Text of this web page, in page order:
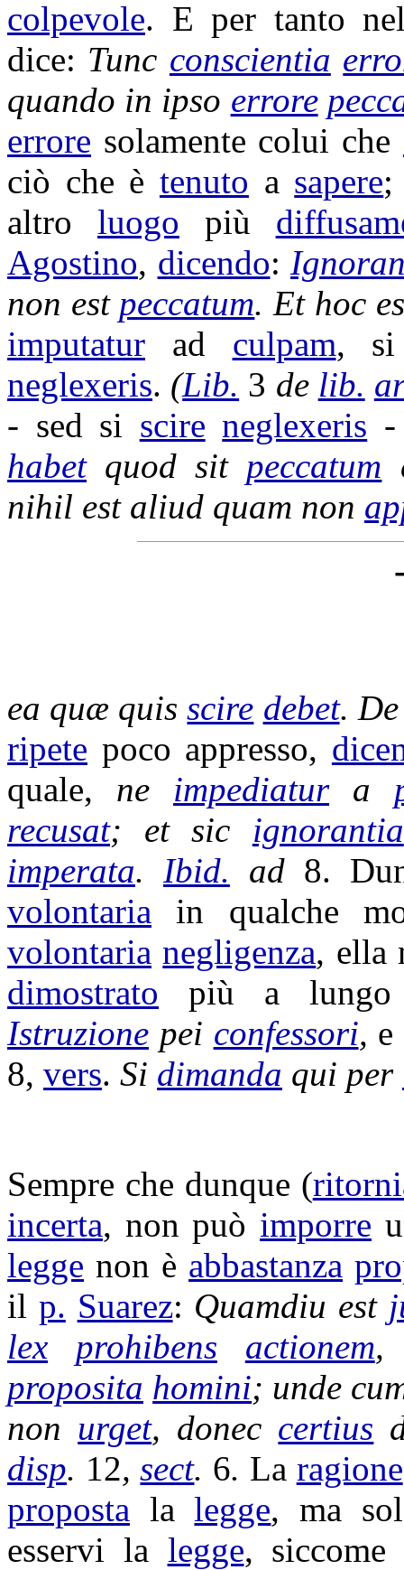
colpevole. E per tanto
dice: Tunc conscientia
quando in ipso errore
errore solamente colui che
ciò che è tenuto a sapere;
altro luogo più
Agostino, dicendo:
non est peccatum. Et hoc
imputatur ad culpam,
neglexeris. (Lib. 3 de lib.
- sed si scire neglexeris
habetquod sit peccatum
nihil est aliud quam non
ea quæ quisscire debet.
ripete poco appresso,
quale, ne impediatura
recusat; et sic ignorantia
imperata. Ibid. ad8.
volontaria in qualche
volontaria negligenza, ella
dimostrato più a
Istruzione pei confessori, e
8, vers. Si dimanda qui per
Sempre che dunque (
incerta, non può imporre
legge non è abbastanza
il p. Suarez: Quamdiu est
lex
prohibens actionem,
proposita homini; unde
non urget, donec certius
disp. 12,sect. 6. La ragione
proposta lalegge, ma
esservi la legge,